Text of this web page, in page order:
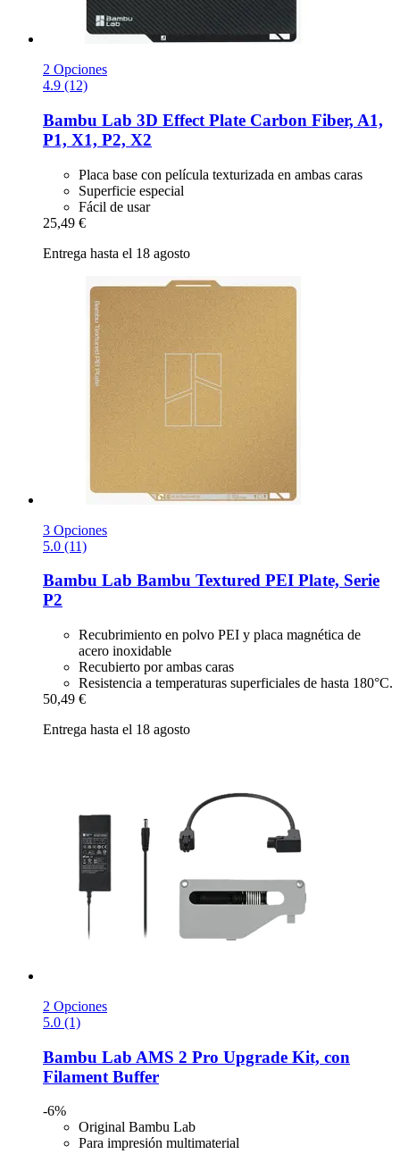
2 Opciones
4.9 (12)
Bambu Lab 3D Effect Plate Carbon Fiber, A1,
P1, X1, P2, X2
Placa base con película texturizada en ambas caras
Superficie especial
Fácil de usar
25,49 €
Entrega hasta el 18 agosto
3 Opciones
5.0 (11)
Bambu Lab Bambu Textured PEI Plate, Serie
P2
Recubrimiento en polvo PEI y placa magnética de
acero inoxidable
Recubierto por ambas caras
Resistencia a temperaturas superficiales de hasta 180°C.
50,49 €
Entrega hasta el 18 agosto
2 Opciones
5.0 (1)
Bambu Lab AMS 2 Pro Upgrade Kit, con
Filament Buffer
-6%
Original Bambu Lab
Para impresión multimaterial